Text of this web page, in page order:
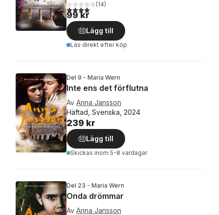
4,0utav 5 stjärnor. Totalt antal röster:
(14)
99 kr
Lägg till
Läs direkt efter köp
Del 9 - Maria Wern
Inte ens det förflutna
Av Anna Jansson
Häftad, Svenska, 2024
239 kr
Lägg till
Skickas inom 5-8 vardagar
Del 23 - Maria Wern
Onda drömmar
Av Anna Jansson